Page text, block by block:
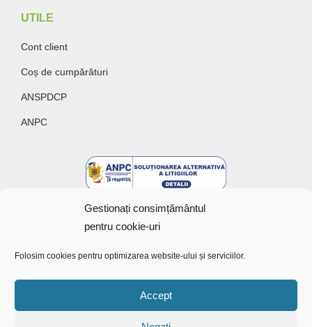
Gestionați consimțământul
pentru cookie-uri
Folosim cookies pentru optimizarea website-ului și serviciilor.
Accept
UTILE
Cont client
Coș de cumpărături
ANSPDCP
ANPC